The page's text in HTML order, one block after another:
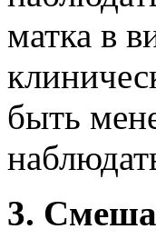
матка в
быть
3.